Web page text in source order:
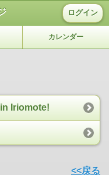
ログイン
カレンダー
Iriomote!
<<戻る